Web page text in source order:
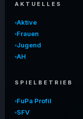
AKTUELLES
Aktive
Frauen
Jugend
AH
SPIELBETRIEB
FuPa Profil
SFV